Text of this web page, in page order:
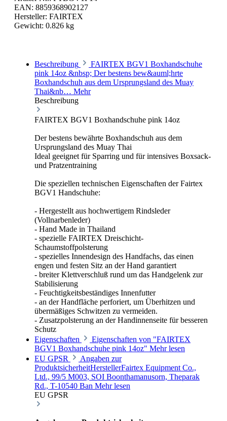
EAN: 8859368902127
Hersteller: FAIRTEX
Gewicht: 0.826 kg
Beschreibung
FAIRTEX BGV1 Boxhandschuhe
pink 14oz &nbsp; Der bestens bew&auml;hrte
Boxhandschuh aus dem Ursprungsland des Muay
Thai&nb… Mehr
Beschreibung
FAIRTEX BGV1 Boxhandschuhe pink 14oz
Der bestens bewährte Boxhandschuh aus dem
Ursprungsland des Muay Thai
Ideal geeignet für Sparring und für intensives Boxsack-
und Pratzentraining
Die speziellen technischen Eigenschaften der Fairtex
BGV1 Handschuhe:
- Hergestellt aus hochwertigem Rindsleder
(Vollnarbenleder)
- Hand Made in Thailand
- spezielle FAIRTEX Dreischicht-
Schaumstoffpolsterung
- spezielles Innendesign des Handfachs, das einen
engen und festen Sitz an der Hand garantiert
- breiter Klettverschluß rund um das Handgelenk zur
Stabilisierung
- Feuchtigkeitsbeständiges Innenfutter
- an der Handfläche perforiert, um Überhitzen und
übermäßiges Schwitzen zu vermeiden.
- Zusatzpolsterung an der Handinnenseite für besseren
Schutz
Eigenschaften
Eigenschaften von "FAIRTEX
BGV1 Boxhandschuhe pink 14oz" Mehr lesen
EU GPSR
Angaben zur
ProduktsicherheitHerstellerFairtex Equipment Co.,
Ltd., 99/5 M003, SOI Boonthamanusorn, Theparak
Rd., T-10540 Ban Mehr lesen
EU GPSR